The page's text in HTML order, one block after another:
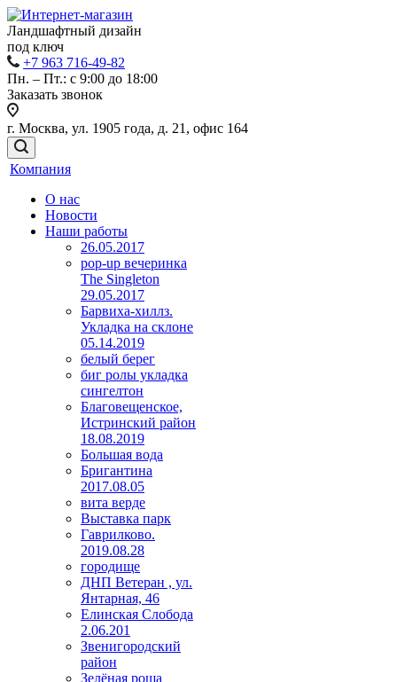
Ландшафтный дизайн
под ключ
+7 963 716-49-82
Пн. – Пт.: с 9:00 до 18:00
Заказать звонок
г. Москва, ул. 1905 года, д. 21, офис 164
Компания
О нас
Новости
Наши работы
26.05.2017
pop-up вечеринка
The Singleton
29.05.2017
Барвиха-хиллз.
Укладка на склоне
05.14.2019
белый берег
биг ролы укладка
сингелтон
Благовещенское,
Истринский район
18.08.2019
Большая вода
Бригантина
2017.08.05
вита верде
Выставка парк
Гаврилково.
2019.08.28
городище
ДНП Ветеран , ул.
Янтарная, 46
Елинская Слобода
2.06.201
Звенигородский
район
Зелёная роща